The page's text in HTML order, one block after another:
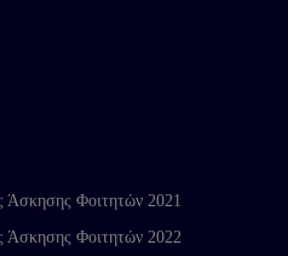
Άσκησης Φοιτητών 2021
Άσκησης Φοιτητών 2022